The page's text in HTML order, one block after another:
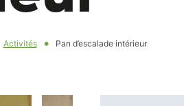
Activités Pan d’escalade intérieur